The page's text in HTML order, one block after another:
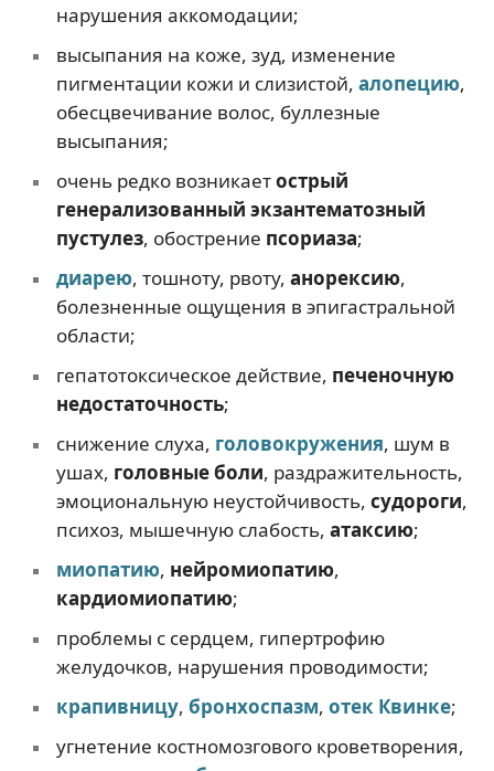
нарушения аккомодации;
высыпания на коже, зуд, изменение
пигментации кожи и слизистой, алопецию,
обесцвечивание волос, буллезные
высыпания;
очень редко возникаетострый
генерализованный экзантематозный
пустулез, обострение псориаза;
диарею, тошноту, рвоту, анорексию,
болезненные ощущения в эпигастральной
области;
гепатотоксическое действие, печеночную
недостаточность;
снижение слуха, головокружения, шум в
ушах, головные боли, раздражительность,
эмоциональную неустойчивость, судороги,
психоз, мышечную слабость, атаксию;
миопатию, нейромиопатию,
кардиомиопатию;
проблемы с сердцем, гипертрофию
желудочков, нарушения проводимости;
крапивницу, бронхоспазм, отек Квинке;
угнетение костномозгового кроветворения,